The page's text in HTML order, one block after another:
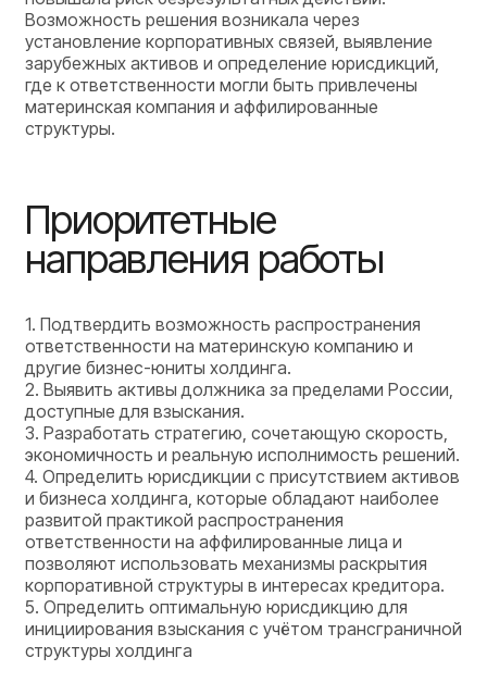
Возможность решения возникала через
установление корпоративных связей, выявление
зарубежных активов и определение юрисдикций,
где к ответственности могли быть привлечены
материнская компания и аффилированные
структуры.
Приоритетные
направления работы
1. Подтвердить возможность распространения
ответственности на материнскую компанию и
другие бизнес-юниты холдинга.
2. Выявить активы должника за пределами России,
доступные для взыскания.
3. Разработать стратегию, сочетающую скорость,
экономичность и реальную исполнимость решений.
4. Определить юрисдикции с присутствием активов
и бизнеса холдинга, которые обладают наиболее
развитой практикой распространения
ответственности на аффилированные лица и
позволяют использовать механизмы раскрытия
корпоративной структуры в интересах кредитора.
5. Определить оптимальную юрисдикцию для
инициирования взыскания с учётом трансграничной
структуры холдинга